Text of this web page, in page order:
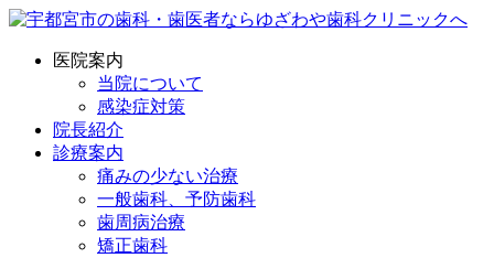
医院案内
当院について
感染症対策
院長紹介
診療案内
痛みの少ない治療
一般歯科、予防歯科
歯周病治療
矯正歯科